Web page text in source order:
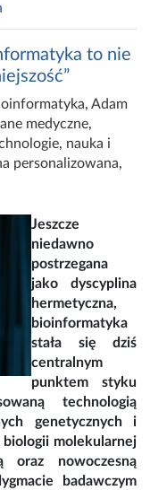
to nie
, Adam
medyczne,
, nauka i
personalizowana,
Jeszcze
niedawno
postrzegana
jako dyscyplina
hermetyczna,
bioinformatyka
stała się dziś
centralnym
punktem styku
technologią
genetycznych i
biologii molekularnej
oraz nowoczesną
badawczym